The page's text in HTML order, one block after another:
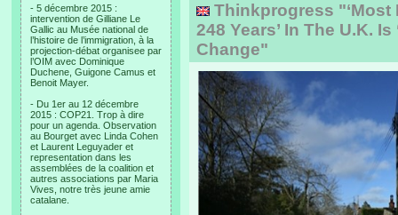
- 5 décembre 2015 :
intervention de Gilliane Le
Gallic au Musée national de
l’histoire de l’immigration, à la
projection-débat organisee par
l’OIM avec Dominique
Duchene, Guigone Camus et
Benoit Mayer.
- Du 1er au 12 décembre
2015 : COP21. Trop à dire
pour un agenda. Observation
au Bourget avec Linda Cohen
et Laurent Leguyader et
representation dans les
assemblées de la coalition et
autres associations par Maria
Vives, notre très jeune amie
catalane.
Thinkprogress
248 Years’ In The U.K.
Change"